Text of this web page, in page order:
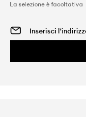
La selezione è facoltativa